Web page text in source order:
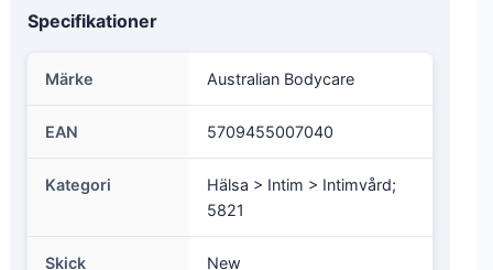
Specifikationer
Märke Australian Bodycare
EAN 5709455007040
Kategori
Hälsa > Intim > Intimvård;
5821
Skick New